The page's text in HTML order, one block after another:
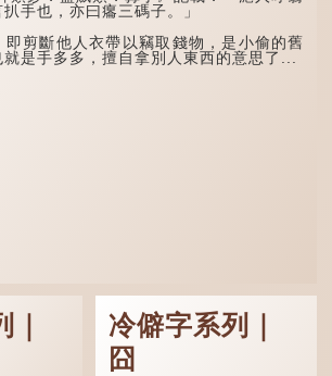
替。
「荊揚」指...
手也，亦曰癟三碼子。」
斷他人衣帶以竊取錢物，是小偷的舊
是手多多，擅自拿別人東西的意思了...
冷僻字系列｜
囧